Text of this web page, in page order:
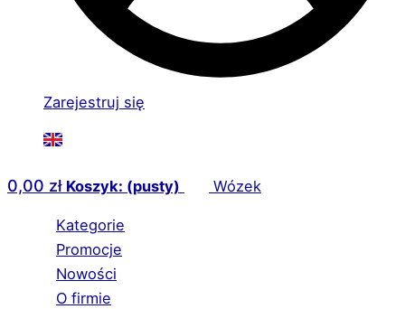
Zarejestruj się
0,00 zł Koszyk: (pusty) Wózek
Kategorie
Promocje
Nowości
O firmie